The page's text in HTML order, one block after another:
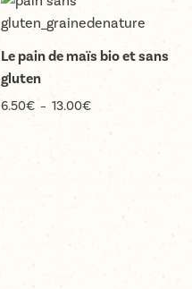
13.00€
Le pain de maïs bio et sans
gluten
6.50€ – 13.00€Plage
prix :